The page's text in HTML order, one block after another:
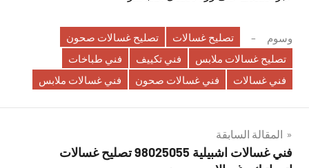
وسوم تصليح غسالات
تصليح غسالات صحون
تصليح غسالات ملابس
فني تكييف
فني طباخات
فني غسالات
فني غسالات صحون فني غسالات ملابس
تصفّح
المقالة السابقة
فني غسالات اشبيلية 98025055 تصليح غسالات